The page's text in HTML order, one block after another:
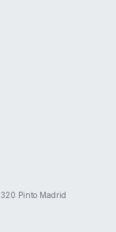
Pinto Madrid